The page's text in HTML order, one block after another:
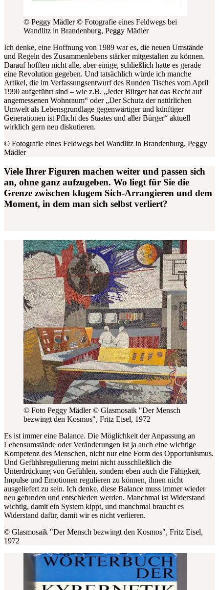
© Peggy Mädler© Fotografie eines Feldwegs bei
Wandlitz in Brandenburg, Peggy Mädler
Ich denke, eine Hoffnung von 1989 war es, die neuen Umstände
und Regeln des Zusammenlebens stärker mitgestalten zu können.
Darauf hofften nicht alle, aber einige, schließlich hatte es gerade
eine Revolution gegeben. Und tatsächlich würde ich manche
Artikel, die im Verfassungsentwurf des Runden Tisches vom April
1990 aufgeführt sind – wie z.B. „Jeder Bürger hat das Recht auf
angemessenen Wohnraum“ oder „Der Schutz der natürlichen
Umwelt als Lebensgrundlage gegenwärtiger und künftiger
Generationen ist Pflicht des Staates und aller Bürger“ aktuell
wirklich gern neu diskutieren.
© Fotografie eines Feldwegs bei Wandlitz in Brandenburg, Peggy
Mädler
Viele Ihrer Figuren machen weiter und passen sich
an, ohne ganz aufzugeben. Wo liegt für Sie die
Grenze zwischen klugem Sich-Arrangieren und dem
Moment, in dem man sich selbst verliert?
© Foto Peggy Mädler© Glasmosaik "Der Mensch
bezwingt den Kosmos", Fritz Eisel, 1972
Es ist immer eine Balance. Die Möglichkeit der Anpassung an
Lebensumstände oder Veränderungen ist ja auch eine wichtige
Kompetenz des Menschen, nicht nur eine Form des Opportunismus.
Und Gefühlsregulierung meint nicht ausschließlich die
Unterdrückung von Gefühlen, sondern eben auch die Fähigkeit,
Impulse und Emotionen regulieren zu können, ihnen nicht
ausgeliefert zu sein. Ich denke, diese Balance muss immer wieder
neu gefunden und entschieden werden. Manchmal ist Widerstand
wichtig, damit ein System kippt, und manchmal braucht es
Widerstand dafür, damit wir es nicht verlieren.
© Glasmosaik "Der Mensch bezwingt den Kosmos", Fritz Eisel,
1972